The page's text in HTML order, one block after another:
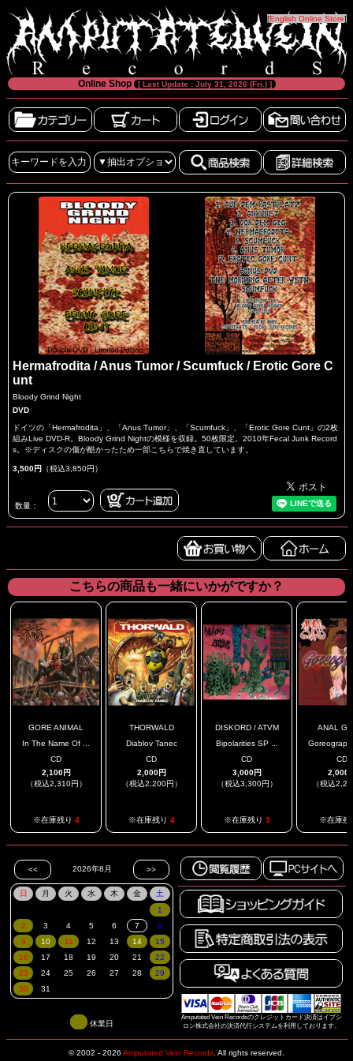
[English Online Store]
Online Shop [ Last Update : July 31, 2026 (Fri.) ]
Hermafrodita / Anus Tumor / Scumfuck / Erotic Gore C
unt
Bloody Grind Night
DVD
ドイツの「Hermafrodita」、「Anus Tumor」、「Scumfuck」、「Erotic Gore Cunt」の2枚
組みLive DVD-R。Bloody Grind Nightの模様を収録。50枚限定。2010年Fecal Junk Record
s。※ディスクの傷が酷かったため一部こちらで焼き直しています。
3,500円 （税込3,850円）
数量：
こちらの商品も一緒にいかがですか？
GORE ANIMAL
In The Name Of ...
CD
2,100円
（税込2,310円）
※在庫残り 4
THORWALD
Diablov Tanec
CD
2,000円
（税込2,200円）
※在庫残り 4
DISKORD / ATVM
Bipolarities SP ...
CD
3,000円
（税込3,300円）
※在庫残り 3
ANAL
CD
2,000
（税込
※在庫残
Amputated Vein Recordsのクレジットカード決済はイプシ
ロン株式会社の決済代行システムを利用しております。
休業日
© 2002 - 2026 Amputated Vein Records All rights reserved.